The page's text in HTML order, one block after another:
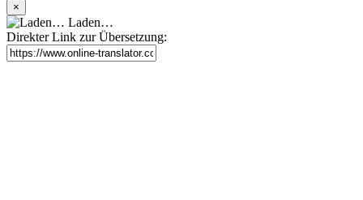
×
Laden…
Direkter Link zur Übersetzung: